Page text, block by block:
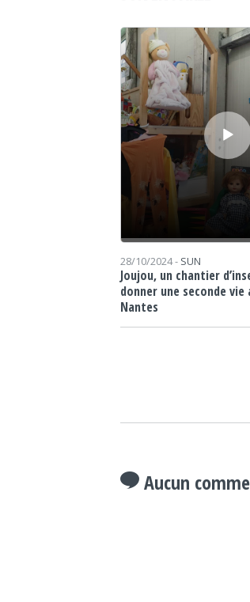
Lecteur audio
28/10/2024 - SUN
Joujou, un chantier
donner une seconde
Nantes
Aucun